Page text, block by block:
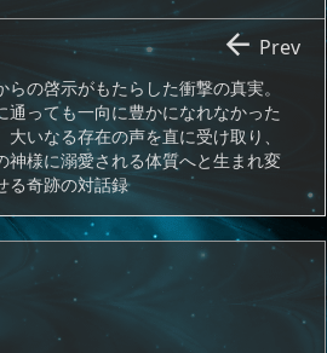
らの啓示がもたらした衝撃の真実。
通っても一向に豊かになれなかった
大いなる存在の声を直に受け取り、
神様に溺愛される体質へと生まれ変
る奇跡の対話録
 Prev